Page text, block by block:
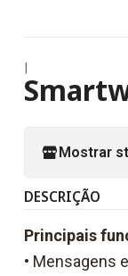
|
Mostrar
DESCRIÇÃO
Principais
• Mensagens